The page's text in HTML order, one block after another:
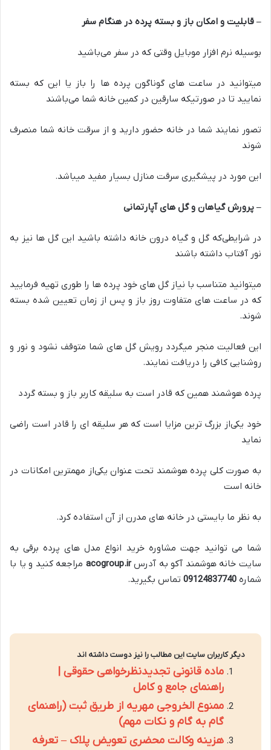
–قابلیت و امکان باز و بسته پرده در هنگام سفر
بوسیله نرم افزار موبایل وقتی که در سفر می‌باشید
میتوانید در ساعت های گوناگون پرده ها را باز یا این که بسته
نمایید تا در صورتیکه سارقین در کمین خانه شما می‌باشند
تصور نمایند شما در خانه حضور دارید و از سرقت خانه شما منصرف
شوند
این مورد در پیشگیری سرقت منازل بسیار مفید میباشد.
–پرورش گیاهان و گل های آپارتمانی
در شرایطی‌که گل و گیاه درون خانه داشته باشید این گل ها نیز به
نور آفتاب داشته باشند
میتوانید متناسب با نیاز گل های خود پرده ها را طوری تهیه فرمایید
که در ساعت های متفاوت روز باز و پس از زمان تعیین شده بسته
شوند.
این فعالیت منجر میگردد رویش گل های شما متوقف نشود و نور و
روشنایی کافی را دریافت نمایند.
پرده هوشمند همین که قادر است به سلیقه کاربر باز و بسته گردد
خود یکی‌از بزرگ ترین مزایا است که هر سلیقه ای را قادر است راضی
نماید
به صورت کلی پرده هوشمند تحت عنوان یکی‌از مهمترین امکانات در
خانه است
به نظر ما بایستی در خانه های مدرن از آن استفاده کرد.
شما می توانید جهت مشاوره خرید انواع مدل های پرده برقی به
سایت خانه هوشمند آکو به آدرسacogroup.ir مراجعه کنید و یا با
شماره 09124837740 تماس بگیرید.
دیگر کاربران سایت این مطالب را نیز دوست داشته اند
ماده قانونی تجدیدنظرخواهی حقوقی |
راهنمای جامع و کامل
ممنوع الخروجی مهریه از طریق ثبت (راهنمای
گام به گام و نکات مهم)
هزینه وکالت محضری تعویض پلاک – تعرفه